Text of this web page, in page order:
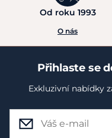
Od roku 1993
O nás
Přihlaste se
Exkluzivní nabídky